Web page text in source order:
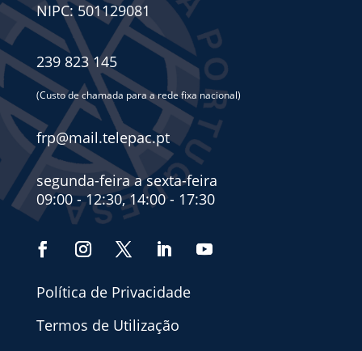
NIPC: 501129081
239 823 145
(Custo de chamada para a rede fixa nacional)
frp@mail.telepac.pt
segunda-feira a sexta-feira
09:00 - 12:30, 14:00 - 17:30
Política de Privacidade
Termos de Utilização